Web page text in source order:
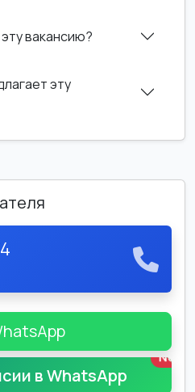
вакансию?
эту
в WhatsApp
New